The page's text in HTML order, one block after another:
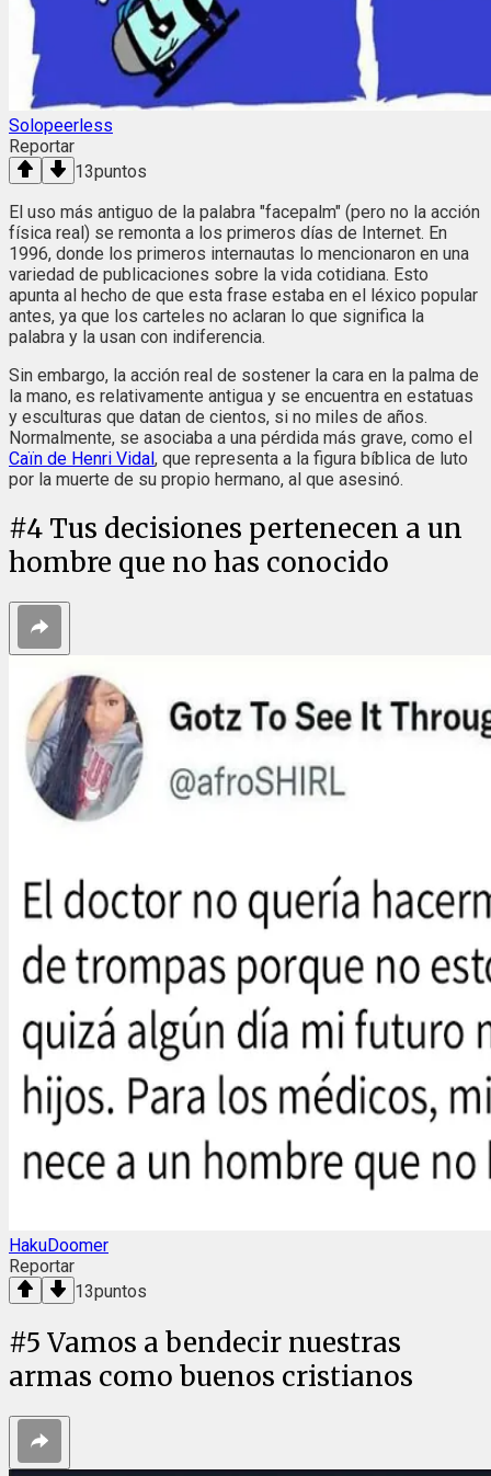
Solopeerless
Reportar
13puntos
El uso más antiguo de la palabra "facepalm" (pero no la acción
física real) se remonta a los primeros días de Internet. En
1996, donde los primeros internautas lo mencionaron en una
variedad de publicaciones sobre la vida cotidiana. Esto
apunta al hecho de que esta frase estaba en el léxico popular
antes, ya que los carteles no aclaran lo que significa la
palabra y la usan con indiferencia.
Sin embargo, la acción real de sostener la cara en la palma de
la mano, es relativamente antigua y se encuentra en estatuas
y esculturas que datan de cientos, si no miles de años.
Normalmente, se asociaba a una pérdida más grave, como el
Caïn de Henri Vidal , que representa a la figura bíblica de luto
por la muerte de su propio hermano, al que asesinó.
#4 Tus decisiones pertenecen a un
hombre que no has conocido
HakuDoomer
Reportar
13puntos
#5 Vamos a bendecir nuestras
armas como buenos cristianos